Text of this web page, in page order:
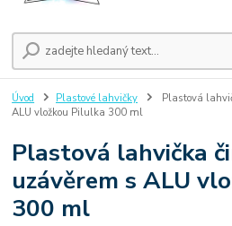
Úvod Plastové lahvičky
Plastová
ALU vložkou Pilulka 300 ml
Plastová lahvička
uzávěrem s ALU
300 ml